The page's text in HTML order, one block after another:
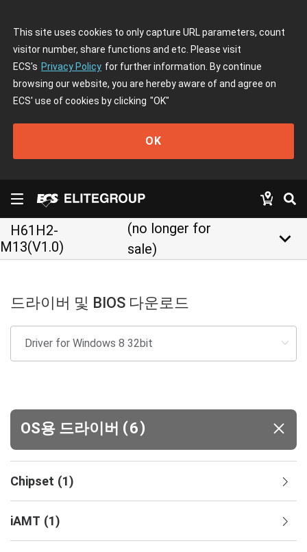
This site uses cookies to only capture URL parameters, count
visitor number, share functions and etc. Please visit
ECS's Privacy Policy for further information. By continue
browsing our website, you are hereby aware of and agree on
ECS' use of cookies by clicking "OK"
OK
H61H2-
M13(V1.0)
(no longer for
sale)
keyboard_arrow_down
드라이버 및 BIOS 다운로드
OS용 드라이버 (6)
Chipset (1)
iAMT (1)